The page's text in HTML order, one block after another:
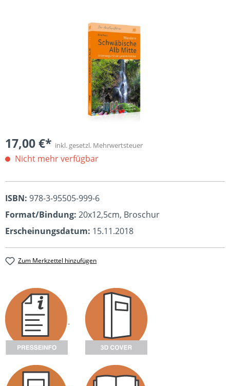
17,00 €* inkl. gesetzl. Mehrwertsteuer
Nicht mehr verfügbar
ISBN: 978-3-95505-999-6
Format/Bindung: 20x12,5cm, Broschur
Erscheinungsdatum: 15.11.2018
Zum Merkzettel hinzufügen